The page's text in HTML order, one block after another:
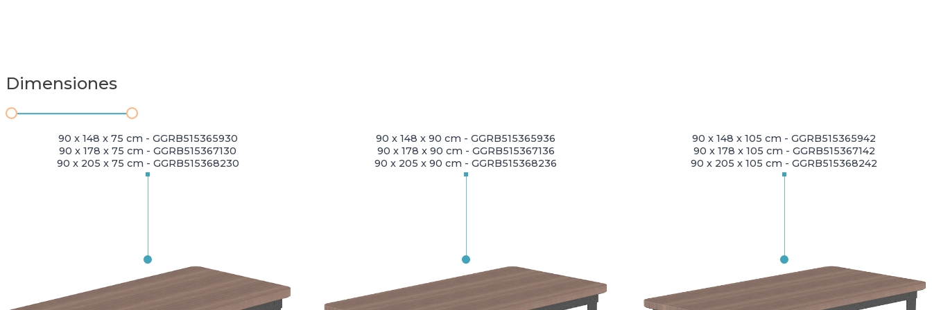
Dimensiones
90 x 148 x 75 cm - GGRB515365930
90 x 178 x 75 cm - GGRB515367130
90 x 205 x 75 cm - GGRB515368230
90 x 148 x 90 cm - GGRB515365936
90 x 178 x 90 cm - GGRB515367136
90 x 205 x 90 cm - GGRB515368236
90 x 148 x 105 cm - GGRB515365942
90 x 178 x 105 cm - GGRB515367142
90 x 205 x 105 cm - GGRB515368242